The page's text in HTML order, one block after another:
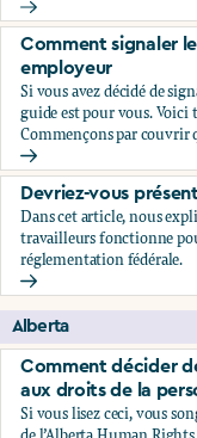
Comment décider
Comment signaler
employeur
Si vous avez décidé de
guide est pour vous. Voici
Commençons par couvrir
Comment signaler
Devriez-vous
Dans cet article, nous
travailleurs fonctionne
réglementation fédérale.
Devriez-vous
Alberta
Comment décider
aux droits de la
Si vous lisez ceci, vous